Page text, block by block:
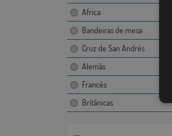
Africa
Bandeiras de mesa
Cruz de San Andrés
Alemãs
Francês
Britânicas